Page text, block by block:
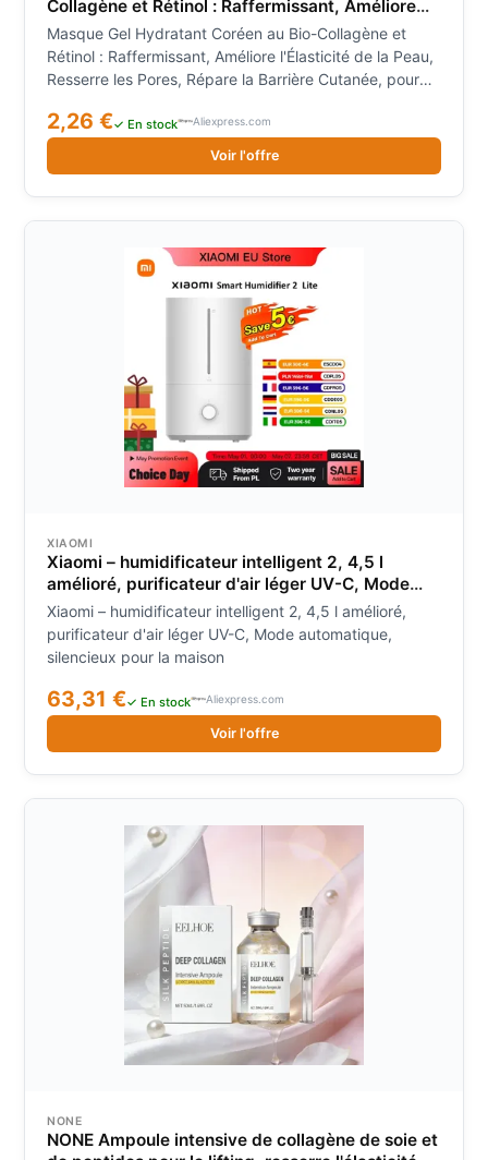
Collagène et Rétinol : Raffermissant, Améliore
l'Élasticité de la Peau, Resserre les Pores,
Répare la Barrière Cutanée, pour un Teint
Éclatant
Masque Gel Hydratant Coréen au Bio-Collagène et
Rétinol : Raffermissant, Améliore l'Élasticité de la Peau,
Resserre les Pores, Répare la Barrière Cutanée, pour
2,26 €✓ En stock Aliexpress.com
Voir l'offre
XIAOMI
Xiaomi – humidificateur intelligent 2, 4,5 l
amélioré, purificateur d'air léger UV-C, Mode
automatique, silencieux pour la maison
Xiaomi – humidificateur intelligent 2, 4,5 l amélioré,
purificateur d'air léger UV-C, Mode automatique,
silencieux pour la maison
63,31 €✓ En stock Aliexpress.com
Voir l'offre
NONE
NONE Ampoule intensive de collagène de soie et